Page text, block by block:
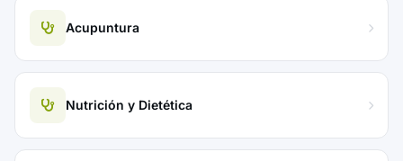
Acupuntura
Nutrición y Dietética